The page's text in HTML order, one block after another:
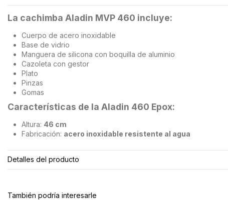
La cachimba Aladin MVP 460 incluye:
Cuerpo de acero inoxidable
Base de vidrio
Manguera de silicona con boquilla de aluminio
Cazoleta con gestor
Plato
Pinzas
Gomas
Características de la Aladin 460 Epox:
Altura: 46 cm
Fabricación: acero inoxidable resistente al agua
Detalles del producto
También podría interesarle